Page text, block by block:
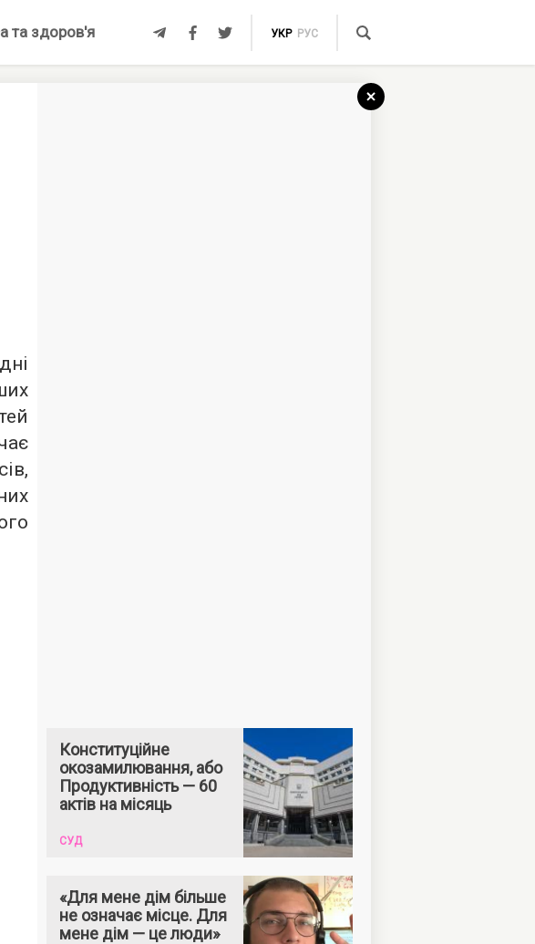
та здоров'я УКР РУС
Конституційне
окозамилювання, або
Продуктивність — 60
актів на місяць
СУД
«Для мене дім більше
не означає місце. Для
мене дім — це люди»